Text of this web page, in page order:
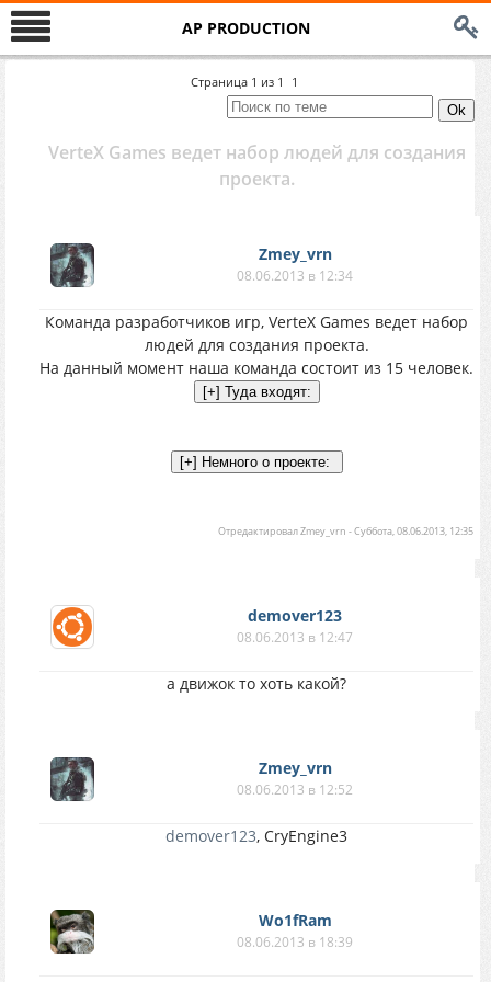
AP PRODUCTION
Страница 1 из 1 1
VerteX Games ведет набор людей для создания
проекта.
Zmey_vrn
08.06.2013 в 12:34
Команда разработчиков игр, VerteX Games ведет набор
людей для создания проекта.
На данный момент наша команда состоит из 15 человек.
ОтредактировалZmey_vrn -Суббота, 08.06.2013, 12:35
demover123
08.06.2013 в 12:47
а движок то хоть какой?
Zmey_vrn
08.06.2013 в 12:52
demover123, CryEngine3
Wo1fRam
08.06.2013 в 18:39